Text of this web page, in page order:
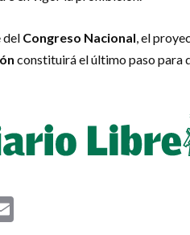
del Congreso Nacional, el
constituirá el último paso para